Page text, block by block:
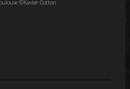
©Xavier Cotton